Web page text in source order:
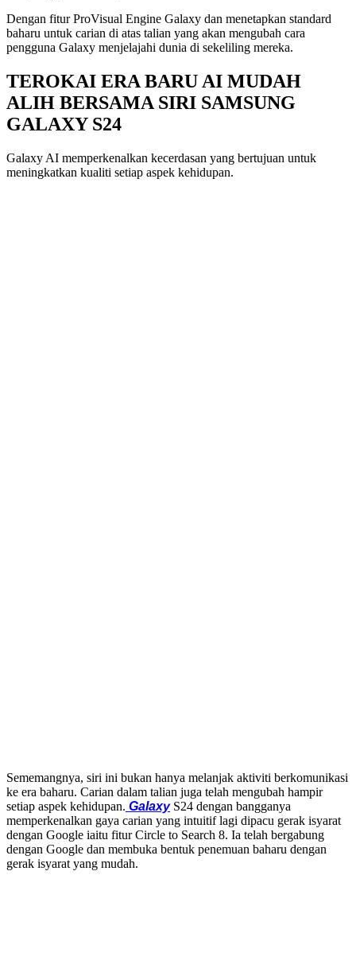
Dengan fitur ProVisual Engine Galaxy dan menetapkan standard
baharu untuk carian di atas talian yang akan mengubah cara
pengguna Galaxy menjelajahi dunia di sekeliling mereka.
TEROKAI ERA BARU AI MUDAH
ALIH BERSAMA SIRI SAMSUNG
GALAXY S24
Galaxy AI memperkenalkan kecerdasan yang bertujuan untuk
meningkatkan kualiti setiap aspek kehidupan.
Sememangnya, siri ini bukan hanya melanjak aktiviti berkomunikasi
ke era baharu. Carian dalam talian juga telah mengubah hampir
setiap aspek kehidupan. GalaxyS24 dengan bangganya
memperkenalkan gaya carian yang intuitif lagi dipacu gerak isyarat
dengan Google iaitu fitur Circle to Search 8. Ia telah bergabung
dengan Google dan membuka bentuk penemuan baharu dengan
gerak isyarat yang mudah.